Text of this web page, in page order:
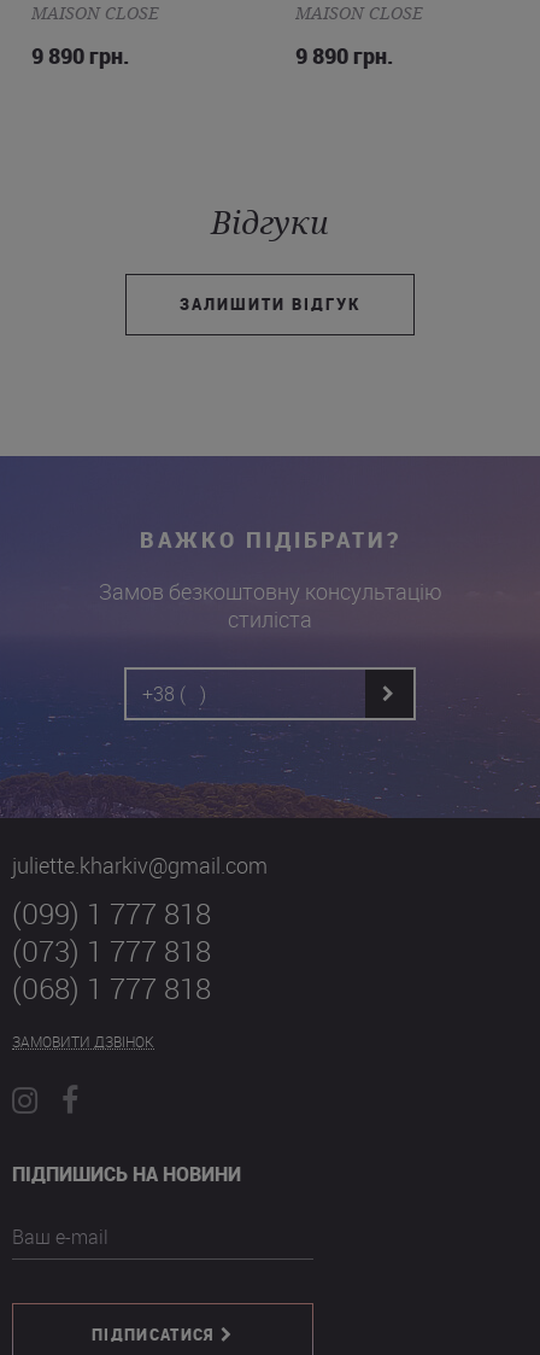
MAISON CLOSE
9 890 грн.
MAISON CLOSE
9 890 грн.
Відгуки
ЗАЛИШИТИ ВІДГУК
ВАЖКО ПІДІБРАТИ?
Замов безкоштовну консультацію
стиліста
juliette.kharkiv@gmail.com
(099) 1 777 818
(073) 1 777 818
(068) 1 777 818
ЗАМОВИТИ ДЗВІНОК
ПІДПИШИСЬ НА НОВИНИ
Ваш e-mail
ПІДПИСАТИСЯ